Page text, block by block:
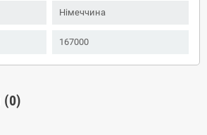
Німеччина
167000
(0)